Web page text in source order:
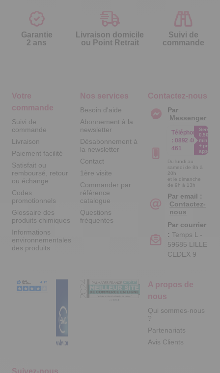
Garantie
2 ans
Livraison domicile
ou Point Retrait
Suivi de
commande
Votre
commande
Suivi de
commande
Livraison
Paiement facilité
Satisfait ou
remboursé, retour
ou échange
Codes
promotionnels
Glossaire des
produits chimiques
Informations
environnementales
des produits
Nos services
Besoin d'aide
Abonnement à la
newsletter
Désabonnement à
la newsletter
Contact
1ère visite
Commander par
référence
catalogue
Questions
fréquentes
A propos de
nous
Qui sommes-nous
?
Partenariats
Avis Clients
Contactez-nous
Par
Messenger
Téléphone
: 0892 461
461
Service
0.50€ /
min
+ prix
appel
Du lundi au
samedi de 8h à
20h
et le dimanche
de 9h à 13h
Par email :
Contactez-
nous
Par courrier
: Temps L -
59685 LILLE
CEDEX 9